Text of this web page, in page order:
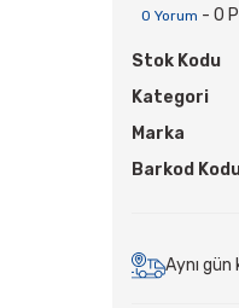
0 Yorum - 0
Stok Kodu
Kategori
Marka
Barkod
Aynı